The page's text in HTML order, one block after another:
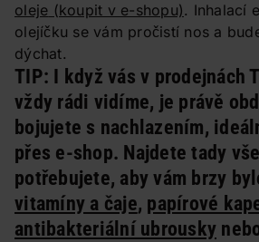
oleje (koupit v e-shopu). Inhalací
olejíčku se vám pročistí nos a
dýchat.
TIP: I když vás v prodejnách
vždy rádi vidíme, je právě
bojujete s nachlazením,
přes e-shop. Najdete tady
potřebujete, aby vám brzy
vitamíny a čaje, papírové
antibakteriální ubrousky